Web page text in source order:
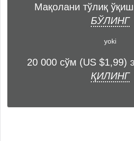
Мақолани тўлиқ
БЎЛИНГ
yoki
20 000 сўм (US $1,99)
ҚИЛИНГ